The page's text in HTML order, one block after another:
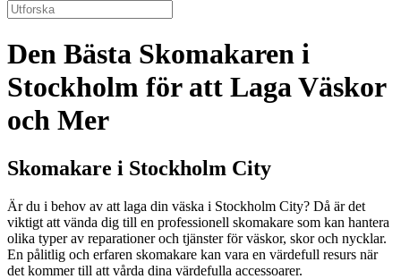
Den Bästa Skomakaren i
Stockholm för att Laga Väskor
och Mer
Skomakare i Stockholm City
Är du i behov av att laga din väska i Stockholm City? Då är det
viktigt att vända dig till en professionell skomakare som kan hantera
olika typer av reparationer och tjänster för väskor, skor och nycklar.
En pålitlig och erfaren skomakare kan vara en värdefull resurs när
det kommer till att vårda dina värdefulla accessoarer.